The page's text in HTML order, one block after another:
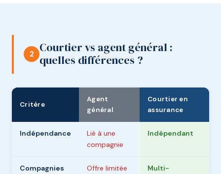
2
Courtier vs agent général :
quelles différences ?
Critère
Agent
général
Courtier en
assurance
Indépendance
Lié à une
compagnie
Indépendant
Compagnies Offre limitée Multi-